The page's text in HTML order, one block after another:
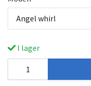
Angel whirl
I lager